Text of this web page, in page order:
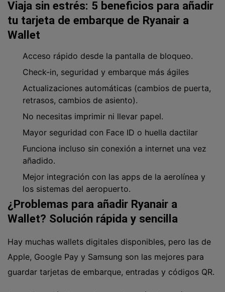
Viaja sin estrés: 5 beneficios para añadir
tu tarjeta de embarque de Ryanair a
Wallet
Acceso rápido desde la pantalla de bloqueo.
Check-in, seguridad y embarque más ágiles
Actualizaciones automáticas (cambios de puerta,
retrasos, cambios de asiento).
No necesitas imprimir ni llevar papel.
Mayor seguridad con Face ID o huella dactilar
Funciona incluso sin conexión a internet una vez
añadido.
Mejor integración con las apps de la aerolínea y
los sistemas del aeropuerto.
¿Problemas para añadir Ryanair a
Wallet? Solución rápida y sencilla
Hay muchas wallets digitales disponibles, pero las de
Apple, Google Pay y Samsung son las mejores para
guardar tarjetas de embarque, entradas y códigos QR.